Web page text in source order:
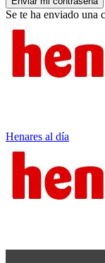
Se te ha enviado una
Henares al día